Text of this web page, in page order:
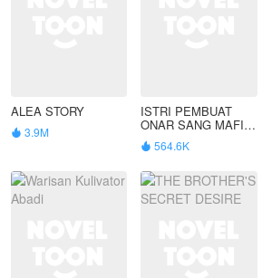
ALEA STORY
 3.9M
ISTRI PEMBUAT
ONAR SANG MAFIA
KEJAM
 564.6K